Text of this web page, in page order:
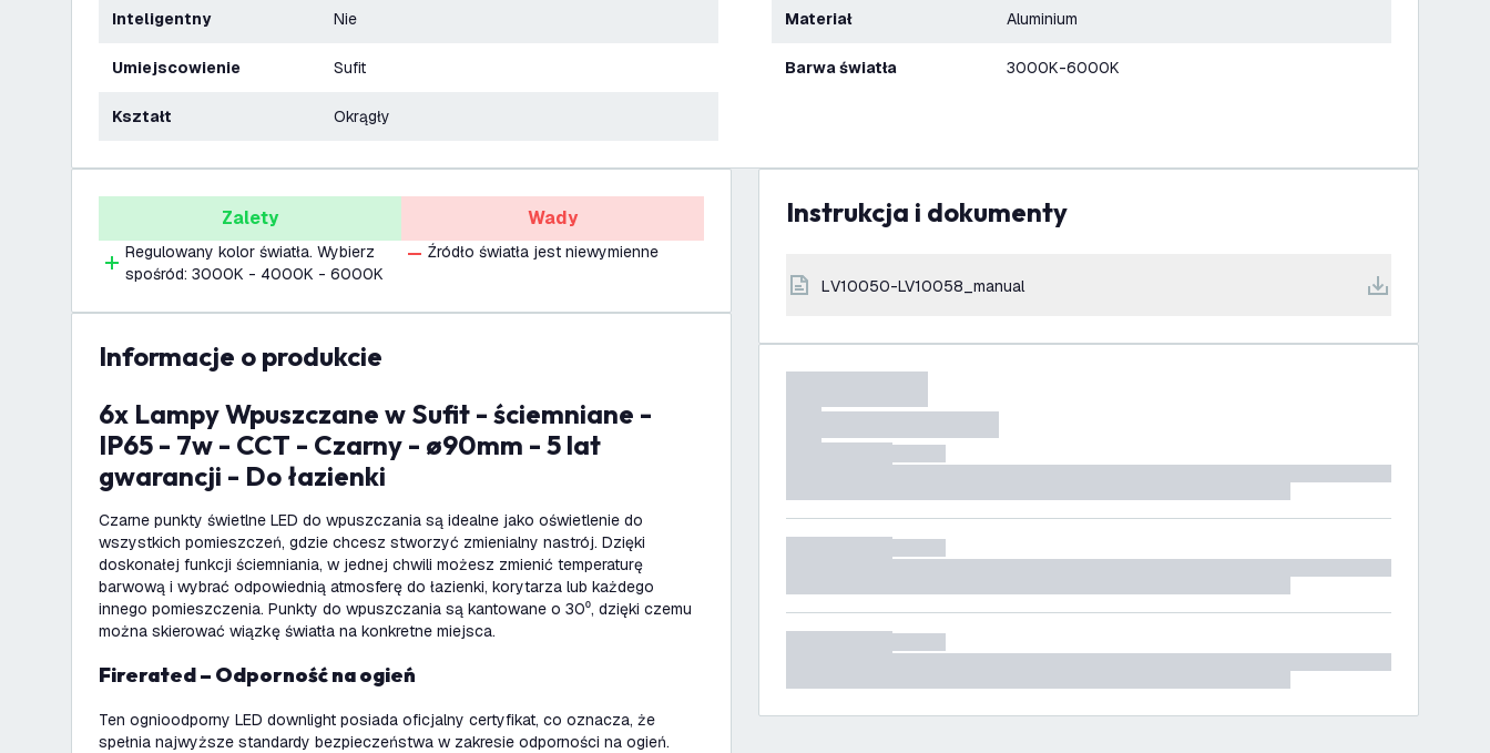
Inteligentny Nie
Umiejscowienie Sufit
Kształt Okrągły
Materiał Aluminium
Barwa światła 3000K-6000K
Zalety
Regulowany kolor światła. Wybierz
spośród: 3000K - 4000K - 6000K
Wady
Źródło światła jest niewymienne
informacje o produkcie
6x Lampy Wpuszczane w Sufit - ściemniane -
IP65 - 7w - CCT - Czarny - ø90mm - 5 lat
gwarancji - Do łazienki
Czarne punkty świetlne LED do wpuszczania są idealne jako oświetlenie do
wszystkich pomieszczeń, gdzie chcesz stworzyć zmienialny nastrój. Dzięki
doskonałej funkcji ściemniania, w jednej chwili możesz zmienić temperaturę
barwową i wybrać odpowiednią atmosferę do łazienki, korytarza lub każdego
innego pomieszczenia. Punkty do wpuszczania są kantowane o 30⁰, dzięki czemu
można skierować wiązkę światła na konkretne miejsca.
Firerated – Odporność na ogień
Ten ognioodporny LED downlight posiada oficjalny certyfikat, co oznacza, że
spełnia najwyższe standardy bezpieczeństwa w zakresie odporności na ogień.
Instrukcja i dokumenty
LV10050-LV10058_manual